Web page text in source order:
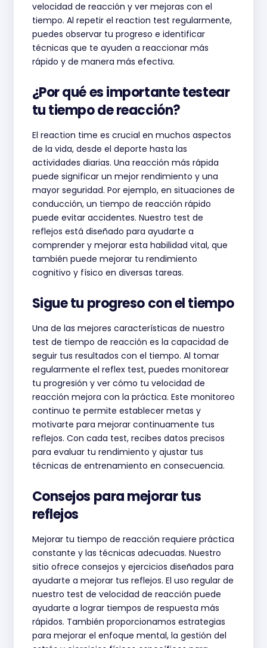
velocidad de reacción y ver mejoras con el
tiempo. Al repetir el reaction test regularmente,
puedes observar tu progreso e identificar
técnicas que te ayuden a reaccionar más
rápido y de manera más efectiva.
¿Por qué es importante testear
tu tiempo de reacción?
El reaction time es crucial en muchos aspectos
de la vida, desde el deporte hasta las
actividades diarias. Una reacción más rápida
puede significar un mejor rendimiento y una
mayor seguridad. Por ejemplo, en situaciones de
conducción, un tiempo de reacción rápido
puede evitar accidentes. Nuestro test de
reflejos está diseñado para ayudarte a
comprender y mejorar esta habilidad vital, que
también puede mejorar tu rendimiento
cognitivo y físico en diversas tareas.
Sigue tu progreso con el tiempo
Una de las mejores características de nuestro
test de tiempo de reacción es la capacidad de
seguir tus resultados con el tiempo. Al tomar
regularmente el reflex test, puedes monitorear
tu progresión y ver cómo tu velocidad de
reacción mejora con la práctica. Este monitoreo
continuo te permite establecer metas y
motivarte para mejorar continuamente tus
reflejos. Con cada test, recibes datos precisos
para evaluar tu rendimiento y ajustar tus
técnicas de entrenamiento en consecuencia.
Consejos para mejorar tus
reflejos
Mejorar tu tiempo de reacción requiere práctica
constante y las técnicas adecuadas. Nuestro
sitio ofrece consejos y ejercicios diseñados para
ayudarte a mejorar tus reflejos. El uso regular de
nuestro test de velocidad de reacción puede
ayudarte a lograr tiempos de respuesta más
rápidos. También proporcionamos estrategias
para mejorar el enfoque mental, la gestión del